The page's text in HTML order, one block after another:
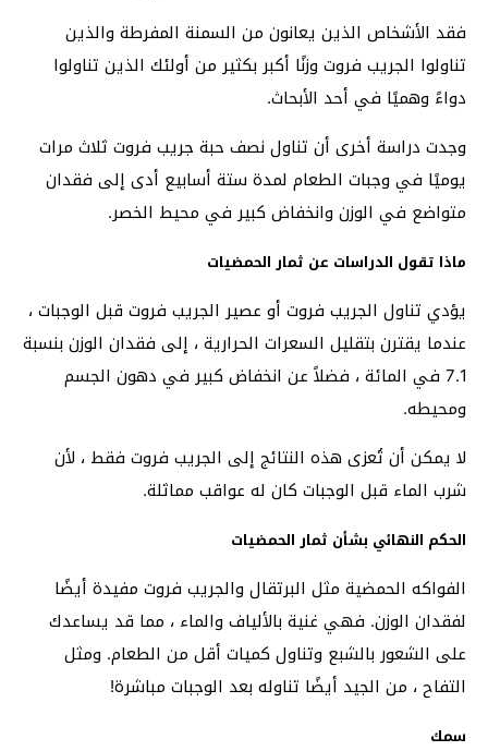
فقد الأشخاص الذين يعانون من السمنة المفرطة والذين
تناولوا الجريب فروت وزنًا أكبر بكثير من أولئك الذين تناولوا
دواءً وهميًا في أحد الأبحاث.
وجدت دراسة أخرى أن تناول نصف حبة جريب فروت ثلاث مرات
يوميًا في وجبات الطعام لمدة ستة أسابيع أدى إلى فقدان
متواضع في الوزن وانخفاض كبير في محيط الخصر.
ماذا تقول الدراسات عن ثمار الحمضيات
يؤدي تناول الجريب فروت أو عصير الجريب فروت قبل الوجبات ،
عندما يقترن بتقليل السعرات الحرارية ، إلى فقدان الوزن بنسبة
7.1 في المائة ، فضلاً عن انخفاض كبير في دهون الجسم
ومحيطه.
لا يمكن أن تُعزى هذه النتائج إلى الجريب فروت فقط ، لأن
شرب الماء قبل الوجبات كان له عواقب مماثلة.
الحكم النهائي بشأن ثمار الحمضيات
الفواكه الحمضية مثل البرتقال والجريب فروت مفيدة أيضًا
لفقدان الوزن. فهي غنية بالألياف والماء ، مما قد يساعدك
على الشعور بالشبع وتناول كميات أقل من الطعام. ومثل
التفاح ، من الجيد أيضًا تناوله بعد الوجبات مباشرة!
سمك